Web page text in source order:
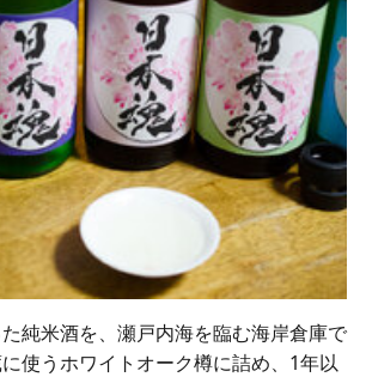
純米酒を、瀬戸内海を臨む海岸倉庫で
使うホワイトオーク樽に詰め、1年以